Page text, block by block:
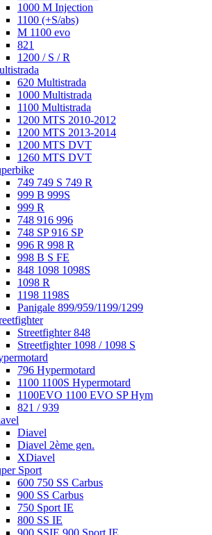
1000 M Injection
1100 (+S/abs)
M 1100 evo
821
1200 / S / R
620 Multistrada
1000 Multistrada
1100 Multistrada
1200 MTS 2010-2012
1200 MTS 2013-2014
1200 MTS DVT
1260 MTS DVT
749 749 S 749 R
999 B 999S
999 R
748 916 996
748 SP 916 SP
996 R 998 R
998 B S FE
848 1098 1098S
1098 R
1198 1198S
Panigale 899/959/1199/1299
Streetfighter 848
Streetfighter 1098 / 1098 S
796 Hypermotard
1100 1100S Hypermotard
1100EVO 1100 EVO SP Hym
821 / 939
Diavel
Diavel 2ème gen.
XDiavel
Sport
600 750 SS Carbus
900 SS Carbus
750 Sport IE
800 SS IE
900 SSIE 900 Sport IE